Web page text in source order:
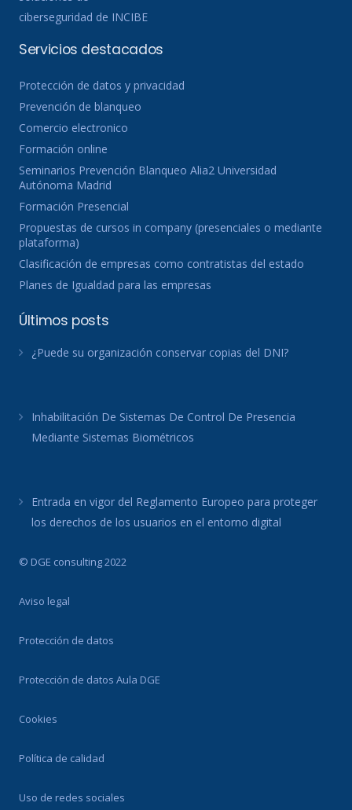
ciberseguridad de INCIBE
Servicios destacados
Protección de datos y privacidad
Prevención de blanqueo
Comercio electronico
Formación online
Seminarios Prevención Blanqueo Alia2 Universidad
Autónoma Madrid
Formación Presencial
Propuestas de cursos in company (presenciales o mediante
plataforma)
Clasificación de empresas como contratistas del estado
Planes de Igualdad para las empresas
Últimos posts
¿Puede su organización conservar copias del DNI?
Inhabilitación De Sistemas De Control De Presencia
Mediante Sistemas Biométricos
Entrada en vigor del Reglamento Europeo para proteger
los derechos de los usuarios en el entorno digital
© DGE consulting 2022
Aviso legal
Protección de datos
Protección de datos Aula DGE
Cookies
Política de calidad
Uso de redes sociales